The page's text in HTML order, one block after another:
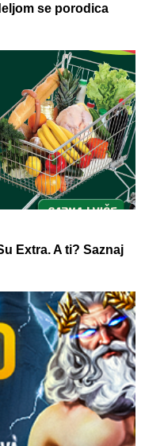
se porodica
Extra. A ti? Saznaj